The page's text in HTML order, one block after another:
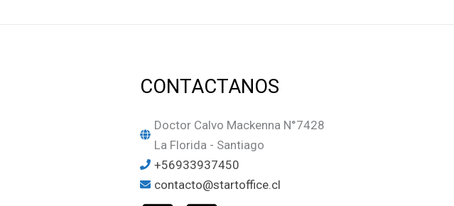
CONTACTANOS
Doctor Calvo Mackenna N°7428
La Florida - Santiago
+56933937450
contacto@startoffice.cl